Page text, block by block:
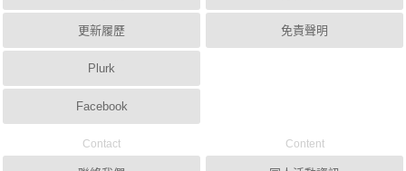
更新履歷
Plurk
Facebook
免責聲明
Contact Content